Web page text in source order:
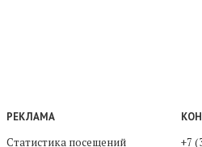
РЕКЛАМА
Статистика посещений +7